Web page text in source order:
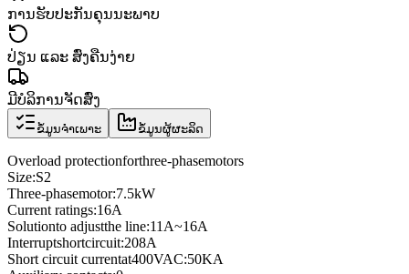
ການຮັບປະກັນຄຸນນະພາບ
ປ່ຽນ ແລະ ສົ່ງຄືນງ່າຍ
ມີບໍລິການຈັດສົ່ງ
ຂໍ້ມູນຈຳເພາະ ຂໍ້ມູນຜູ້ຜະລິດ
Overload protectionforthree-phasemotors
Size:S2
Three-phasemotor:7.5kW
Current ratings:16A
Solutionto adjustthe line:11A~16A
Interruptshortcircuit:208A
Short circuit currentat400VAC:50KA